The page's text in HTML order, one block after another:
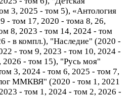
3, 2025 - том 5), «Антология
- том 17, 2020 - тома 8, 26,
8, 2023 - том 14, 2024 - том
- в компл.), "Наследие" (2020 -
- том 9, 2023 - том 10, 2024 -
2026 - том 15), "Русь моя"
3, 2024 - том 6, 2025 - том 7,
ММКВЯ" (2020 - том 1, 2021
- том 1, 2024 - том 2, 2026 -